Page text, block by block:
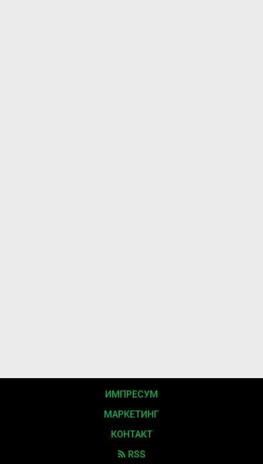
ИМПРЕСУМ
МАРКЕТИНГ
КОНТАКТ
RSS